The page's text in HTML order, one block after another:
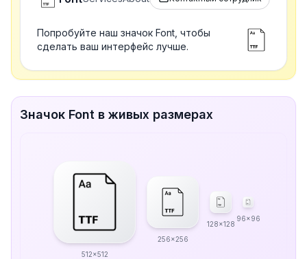
Попробуйте наш значок Font, чтобы
сделать ваш интерфейс лучше.
Значок Font в живых размерах
512x512
256x256
128x128
96x96